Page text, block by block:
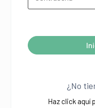
¿No
Haz click aquí